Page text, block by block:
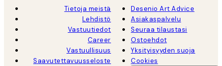
Tietoja meistä
Lehdistö
Vastuutiedot
Career
Vastuullisuus
Saavutettavuusseloste
Desenio Art Advice
Asiakaspalvelu
Seuraa tilaustasi
Ostoehdot
Yksityisyyden suoja
Cookies